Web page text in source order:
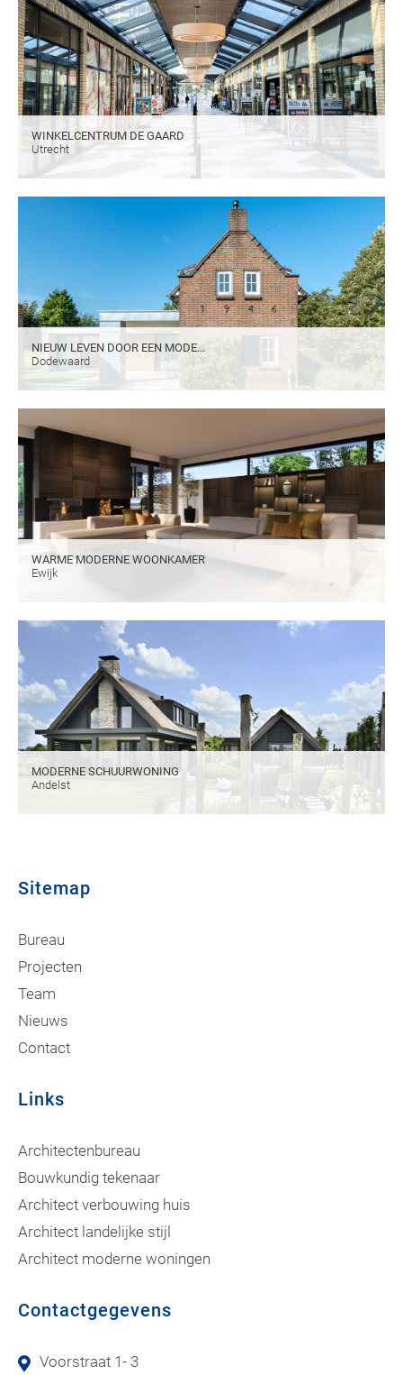
WINKELCENTRUM DE GAARD
Utrecht
NIEUW LEVEN DOOR EEN MODE...
Dodewaard
WARME MODERNE WOONKAMER
Ewijk
MODERNE SCHUURWONING
Andelst
Sitemap
Bureau
Projecten
Team
Nieuws
Contact
Links
Architectenbureau
Bouwkundig tekenaar
Architect verbouwing huis
Architect landelijke stijl
Architect moderne woningen
Contactgegevens
Voorstraat 1- 3